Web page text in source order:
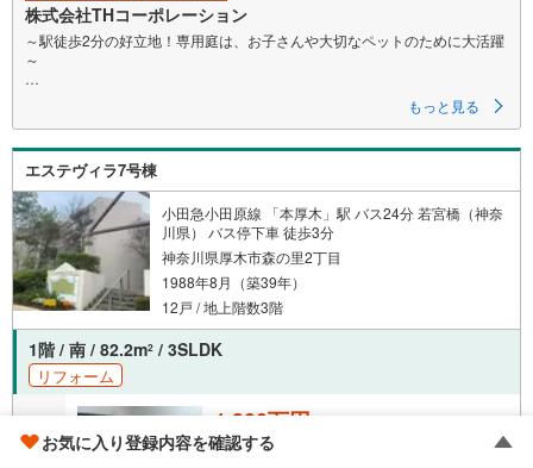
す
る
株式会社THコーポレーション
～駅徒歩2分の好立地！専用庭は、お子さんや大切なペットのために大活躍
～
◇平置きの近隣月極駐車場空きあり
◇大切なペットと一緒に生活できるマンションです
◇周辺商業施設多数！開発のすすむ海老名駅までのアクセスも良好！
【売主様が居住中ですが、日程調整で室内見学が可能です】
現地での待ち合わせも可能です。まずは、お気軽にお問合せください。
▼ 弊社売主・限定物件も多数あり ▼
・エリア特化の豊富な実績！自社物件も多数取扱あり
・地域密着の豊富な情報量で住まい探しをサポート！
・見学や資料請求はお気軽にどうぞ♪
▼ 他社掲載の物件もまとめてご紹介可 ▼
・効率よく複数を比較見学したい方、お任せください！
・ワンストップで比較検討！資金計画から丁寧に対応します。
▼ まずは話を聞いてみたい方も歓迎 ▼
・資金計画や住宅ローンのご相談のみでもお気軽に♪
もっと見る
エステヴィラ7号棟
小田急小田原線 「本厚木」駅 バス24分 若宮橋（神奈
川県） バス停下車 徒歩3分
神奈川県厚木市森の里2丁目
1988年8月（築39年）
12戸 / 地上階数3階
1階 / 南 / 82.2m2 / 3SLDK
リフォーム
1,380万円
成約でもらえる
お気に入り登録内容を確認する